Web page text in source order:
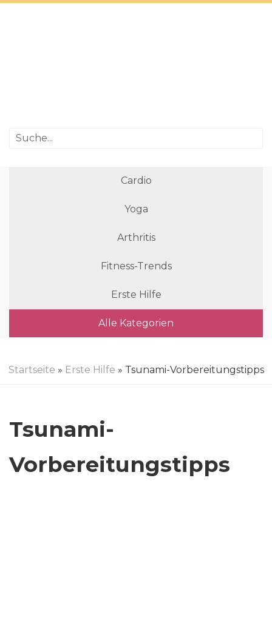
Cardio
Yoga
Arthritis
Fitness-Trends
Erste Hilfe
Alle Kategorien
Startseite » Erste Hilfe » Tsunami-Vorbereitungstipps
Tsunami-
Vorbereitungstipps